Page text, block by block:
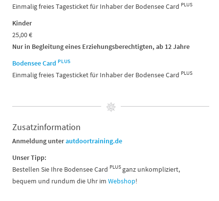
Einmalig freies Tagesticket für Inhaber der Bodensee Card PLUS
Kinder
25,00 €
Nur in Begleitung eines Erziehungsberechtigten, ab 12 Jahre
Bodensee Card PLUS
Einmalig freies Tagesticket für Inhaber der Bodensee Card PLUS
Zusatzinformation
Anmeldung unterautdoortraining.de
Unser Tipp:
Bestellen Sie Ihre Bodensee Card PLUS ganz unkompliziert,
bequem und rundum die Uhr im Webshop!